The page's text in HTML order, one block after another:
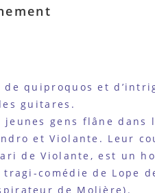
quiproquos et
guitares.
jeunes gens flâne
et Violante. Leur
de Violante, est un
comédie de Lope
de Molière).